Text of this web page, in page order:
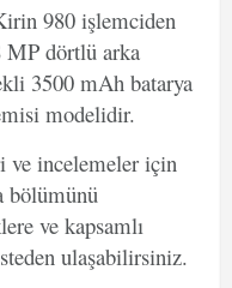
980 işlemciden
MP dörtlü arka
3500 mAh batarya
modelidir.
ve incelemeler için
bölümünü
ve kapsamlı
ulaşabilirsiniz.